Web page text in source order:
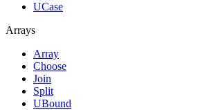
UCase
Arrays
Array
Choose
Join
Split
UBound